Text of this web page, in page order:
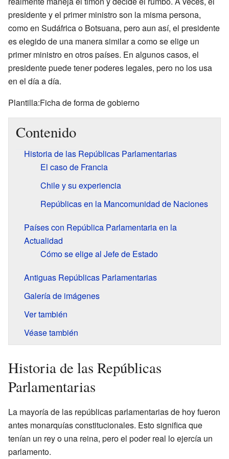
presidente y el primer ministro son la misma persona,
como en Sudáfrica o Botsuana, pero aun así, el presidente
es elegido de una manera similar a como se elige un
primer ministro en otros países. En algunos casos, el
presidente puede tener poderes legales, pero no los usa
en el día a día.
Plantilla:Ficha de forma de gobierno
Contenido
Historia de las Repúblicas Parlamentarias
El caso de Francia
Chile y su experiencia
Repúblicas en la Mancomunidad de Naciones
Países con República Parlamentaria en la
Actualidad
Cómo se elige al Jefe de Estado
Antiguas Repúblicas Parlamentarias
Galería de imágenes
Ver también
Véase también
Historia de las Repúblicas
Parlamentarias
La mayoría de las repúblicas parlamentarias de hoy fueron
antes monarquías constitucionales. Esto significa que
tenían un rey o una reina, pero el poder real lo ejercía un
parlamento.